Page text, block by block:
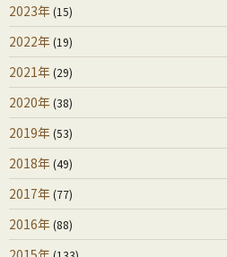
2023年(15)
2022年(19)
2021年(29)
2020年(38)
2019年(53)
2018年(49)
2017年(77)
2016年(88)